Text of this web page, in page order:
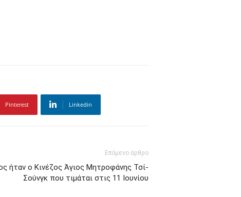
Pinterest Linkedin
Επόμενο άρθρο
ήταν ο Κινέζος Άγιος Μητροφάνης Τσί-
Σούνγκ που τιμάται στις 11 Ιουνίου